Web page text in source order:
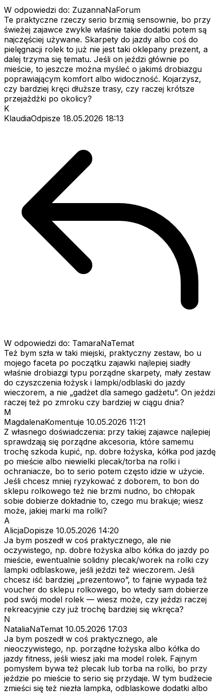
W odpowiedzi do: ZuzannaNaForum
Te praktyczne rzeczy serio brzmią sensownie, bo przy
świeżej zajawce zwykle właśnie takie dodatki potem są
najczęściej używane. Skarpety do jazdy albo coś do
pielęgnacji rolek to już nie jest taki oklepany prezent, a
dalej trzyma się tematu. Jeśli on jeździ głównie po
mieście, to jeszcze można myśleć o jakimś drobiazgu
poprawiającym komfort albo widoczność. Kojarzysz,
czy bardziej kręci dłuższe trasy, czy raczej krótsze
przejażdżki po okolicy?
K
KlaudiaOdpisze 18.05.2026 18:13
W odpowiedzi do: TamaraNaTemat
Też bym szła w taki miejski, praktyczny zestaw, bo u
mojego faceta po początku zajawki najlepiej siadły
właśnie drobiazgi typu porządne skarpety, mały zestaw
do czyszczenia łożysk i lampki/odblaski do jazdy
wieczorem, a nie „gadżet dla samego gadżetu”. On jeździ
raczej też po zmroku czy bardziej w ciągu dnia?
M
MagdalenaKomentuje 10.05.2026 11:21
Z własnego doświadczenia: przy takiej zajawce najlepiej
sprawdzają się porządne akcesoria, które samemu
trochę szkoda kupić, np. dobre łożyska, kółka pod jazdę
po mieście albo niewielki plecak/torba na rolki i
ochraniacze, bo to serio potem często idzie w użycie.
Jeśli chcesz mniej ryzykować z doborem, to bon do
sklepu rolkowego też nie brzmi nudno, bo chłopak
sobie dobierze dokładnie to, czego mu brakuje; wiesz
może, jakiej marki ma rolki?
A
AlicjaDopisze 10.05.2026 14:20
Ja bym poszedł w coś praktycznego, ale nie
oczywistego, np. dobre łożyska albo kółka do jazdy po
mieście, ewentualnie solidny plecak/worek na rolki czy
lampki odblaskowe, jeśli jeździ też wieczorem. Jeśli
chcesz iść bardziej „prezentowo”, to fajnie wypada też
voucher do sklepu rolkowego, bo wtedy sam dobierze
pod swój model rolek — wiesz może, czy jeździ raczej
rekreacyjnie czy już trochę bardziej się wkręca?
N
NataliaNaTemat 10.05.2026 17:03
Ja bym poszedł w coś praktycznego, ale
nieoczywistego, np. porządne łożyska albo kółka do
jazdy fitness, jeśli wiesz jaki ma model rolek. Fajnym
pomysłem bywa też plecak lub torba na rolki, bo przy
jeździe po mieście to serio się przydaje. W tym budżecie
zmieści się też niezła lampka, odblaskowe dodatki albo